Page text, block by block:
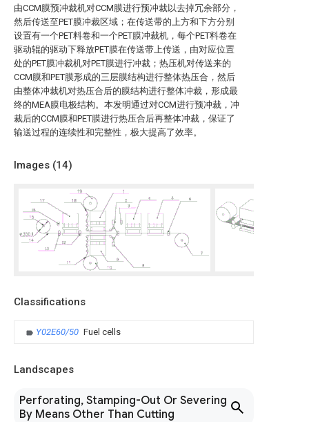
由CCM膜预冲裁机对CCM膜进行预冲裁以去掉冗余部分，
然后传送至PET膜冲裁区域；在传送带的上方和下方分别
设置有一个PET料卷和一个PET膜冲裁机，每个PET料卷在
驱动辊的驱动下释放PET膜在传送带上传送，由对应位置
处的PET膜冲裁机对PET膜进行冲裁；热压机对传送来的
CCM膜和PET膜形成的三层膜结构进行整体热压合，然后
由整体冲裁机对热压合后的膜结构进行整体冲裁，形成最
终的MEA膜电极结构。本发明通过对CCM进行预冲裁，冲
裁后的CCM膜和PET膜进行热压合后再整体冲裁，保证了
输送过程的连续性和完整性，极大提高了效率。
Images (14)
Classifications
Y02E60/50 Fuel cells
Landscapes
Perforating, Stamping-Out Or Severing
By Means Other Than Cutting